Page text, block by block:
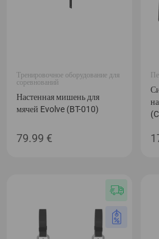
Тренировочное оборудование для
соревнований
Настенная мишень для
мячей Evolve (BT-010)
79.99 €